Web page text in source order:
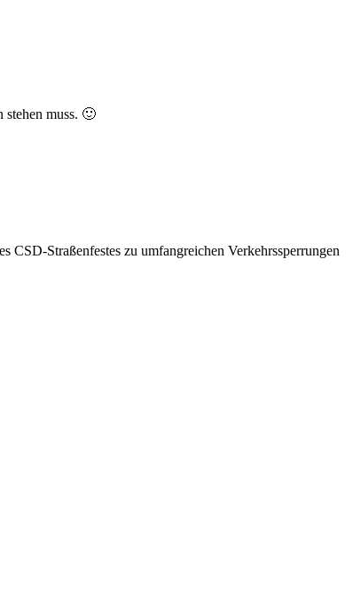
stehen muss. 🙂
CSD-Straßenfestes zu umfangreichen Verkehrssperrungen